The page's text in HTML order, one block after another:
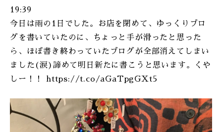
DIARY
CONTACT
ONLINE SHOP
19:39
今日は雨の1日でした。お店を閉めて、ゆっくりブロ
グを書いていたのに、ちょっと手が滑ったと思った
ら、ほぼ書き終わっていたブログが全部消えてしまい
ました(涙)諦めて明日新たに書こうと思います。くや
しー！！ https://t.co/aGaTpgGXt5